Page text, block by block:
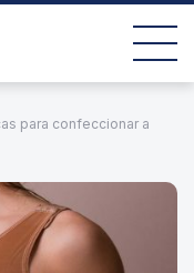
para confeccionar a